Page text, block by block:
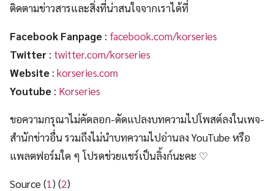
ติดตามข่าวสารและสิ่งที่น่าสนใจจากเราได้ที่
Facebook Fanpage : facebook.com/korseries
Twitter : twitter.com/korseries
Website : korseries.com
Youtube : Korseries
ขอความกรุณาไม่คัดลอก-ดัดแปลงบทความไปโพสต์ลงในเพจ-
สำนักข่าวอื่น รวมถึงไม่นำบทความไปอ่านลง YouTube หรือ
แพลตฟอร์มใด ๆ โปรดช่วยแชร์เป็นลิ้งก์นะคะ ♡
Source (1) (2)